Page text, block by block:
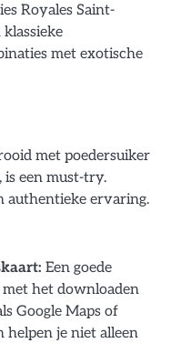
Royales Saint-
met exotische
met poedersuiker
een must-try.
authentieke ervaring.
Een goede
het downloaden
Google Maps of
helpen je niet alleen